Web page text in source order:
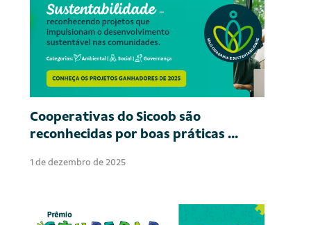
Cooperativas do Sicoob são
reconhecidas por boas práticas ...
1 de dezembro de 2025